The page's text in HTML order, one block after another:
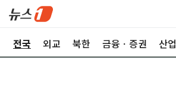
전국 외교 북한 금융ㆍ증권 산업